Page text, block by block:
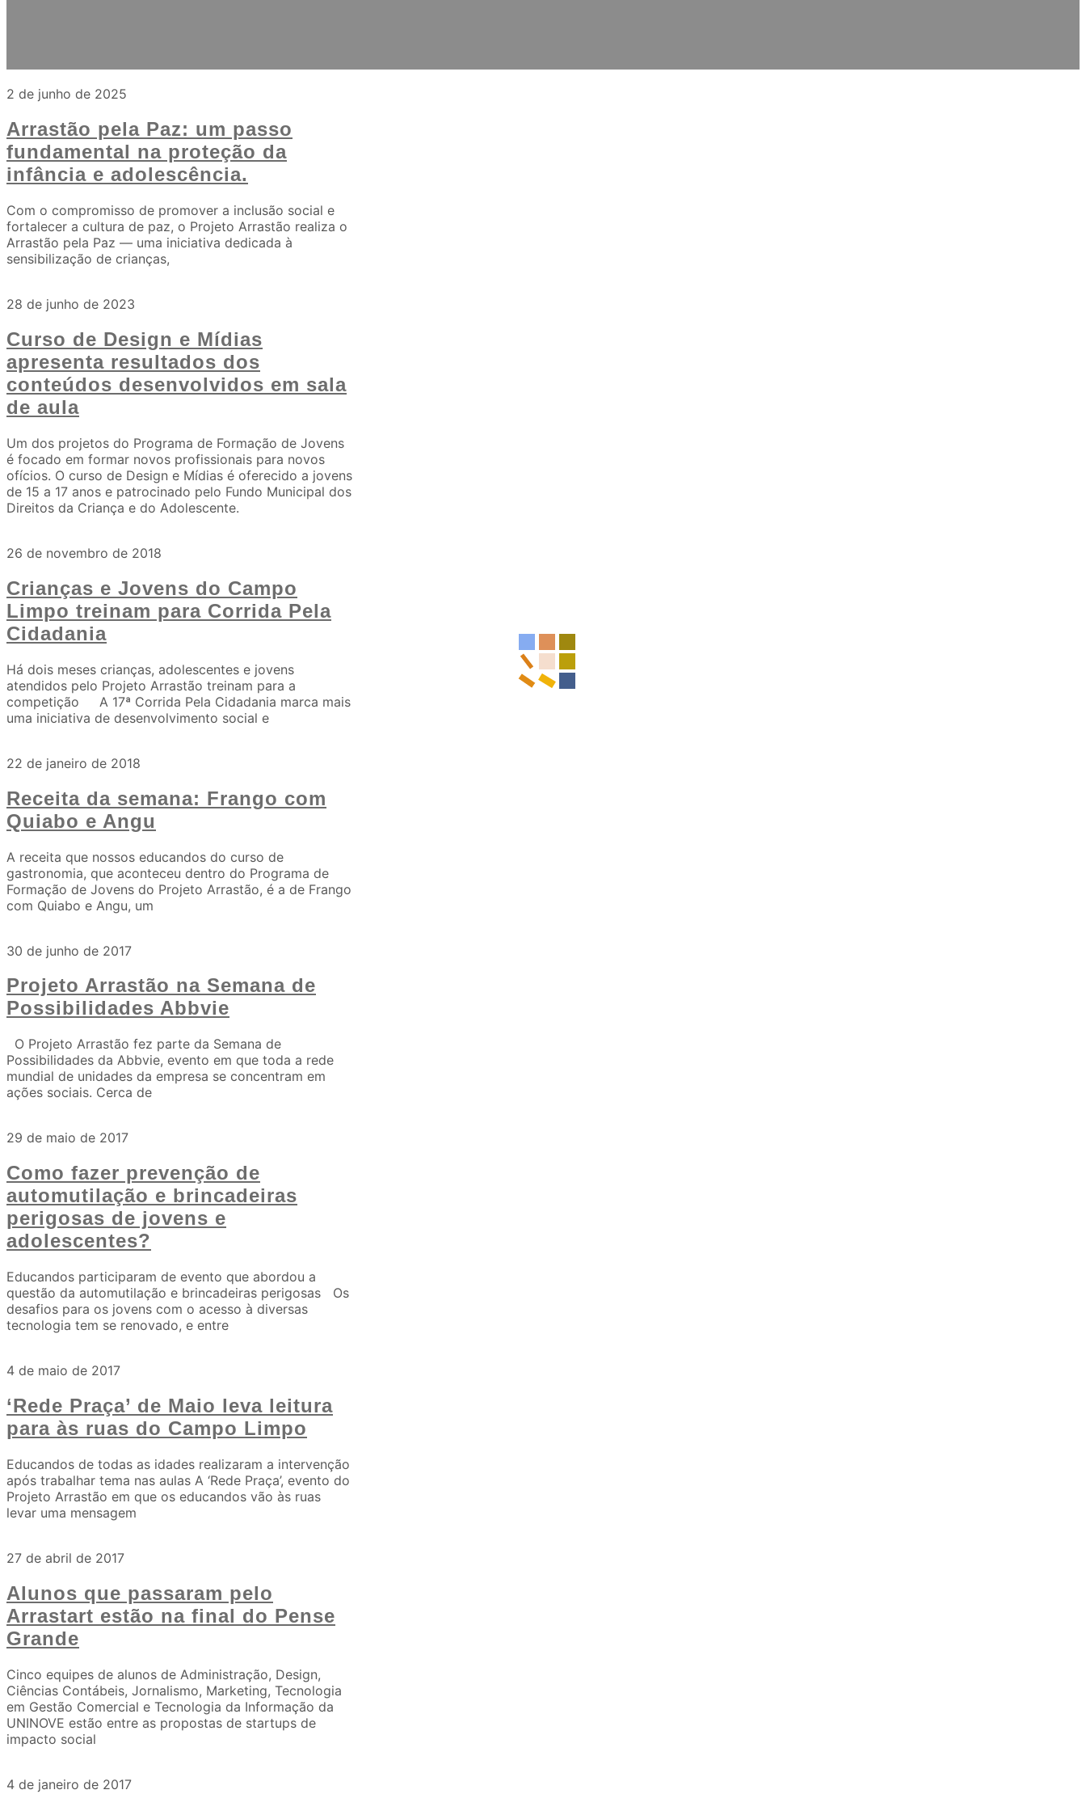
2 de junho de 2025
Arrastão pela Paz: um passo
fundamental na proteção da
infância e adolescência.
Com o compromisso de promover a inclusão social e
fortalecer a cultura de paz, o Projeto Arrastão realiza o
Arrastão pela Paz — uma iniciativa dedicada à
sensibilização de crianças,
28 de junho de 2023
Curso de Design e Mídias
apresenta resultados dos
conteúdos desenvolvidos em sala
de aula
Um dos projetos do Programa de Formação de Jovens
é focado em formar novos profissionais para novos
ofícios. O curso de Design e Mídias é oferecido a jovens
de 15 a 17 anos e patrocinado pelo Fundo Municipal dos
Direitos da Criança e do Adolescente.
26 de novembro de 2018
Crianças e Jovens do Campo
Limpo treinam para Corrida Pela
Cidadania
Há dois meses crianças, adolescentes e jovens
atendidos pelo Projeto Arrastão treinam para a
competição A 17ª Corrida Pela Cidadania marca mais
uma iniciativa de desenvolvimento social e
22 de janeiro de 2018
Receita da semana: Frango com
Quiabo e Angu
A receita que nossos educandos do curso de
gastronomia, que aconteceu dentro do Programa de
Formação de Jovens do Projeto Arrastão, é a de Frango
com Quiabo e Angu, um
30 de junho de 2017
Projeto Arrastão na Semana de
Possibilidades Abbvie
O Projeto Arrastão fez parte da Semana de
Possibilidades da Abbvie, evento em que toda a rede
mundial de unidades da empresa se concentram em
ações sociais. Cerca de
29 de maio de 2017
Como fazer prevenção de
automutilação e brincadeiras
perigosas de jovens e
adolescentes?
Educandos participaram de evento que abordou a
questão da automutilação e brincadeiras perigosas Os
desafios para os jovens com o acesso à diversas
tecnologia tem se renovado, e entre
4 de maio de 2017
‘Rede Praça’ de Maio leva leitura
para às ruas do Campo Limpo
Educandos de todas as idades realizaram a intervenção
após trabalhar tema nas aulas A ‘Rede Praça’, evento do
Projeto Arrastão em que os educandos vão às ruas
levar uma mensagem
27 de abril de 2017
Alunos que passaram pelo
Arrastart estão na final do Pense
Grande
Cinco equipes de alunos de Administração, Design,
Ciências Contábeis, Jornalismo, Marketing, Tecnologia
em Gestão Comercial e Tecnologia da Informação da
UNINOVE estão entre as propostas de startups de
impacto social
4 de janeiro de 2017